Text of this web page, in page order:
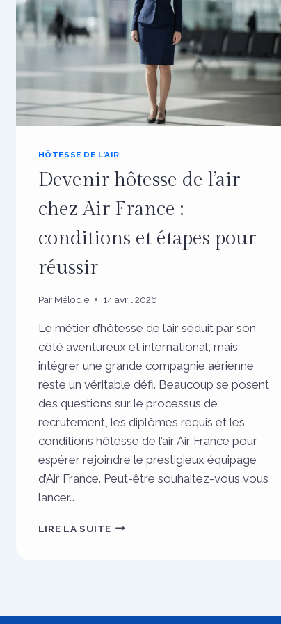
MISSIONS
ET
SALAIRES
HÔTESSE DE L'AIR
Devenir hôtesse de l’air
chez Air France :
conditions et étapes pour
réussir
Par Mélodie 14 avril 2026
Le métier d’hôtesse de l’air séduit par son
côté aventureux et international, mais
intégrer une grande compagnie aérienne
reste un véritable défi. Beaucoup se posent
des questions sur le processus de
recrutement, les diplômes requis et les
conditions hôtesse de l’air Air France pour
espérer rejoindre le prestigieux équipage
d’Air France. Peut-être souhaitez-vous vous
lancer…
LIRE LA SUITEDEVENIR